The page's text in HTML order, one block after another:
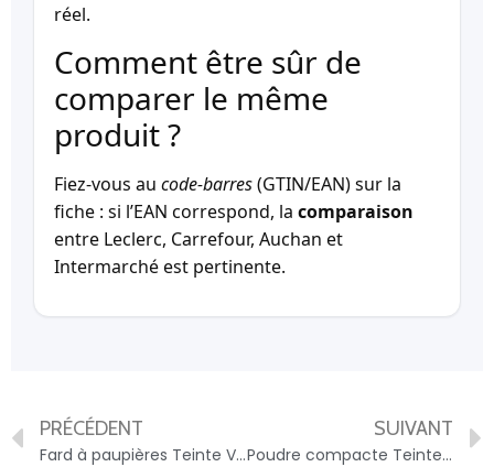
réel.
Comment être sûr de
comparer le même
produit ?
Fiez-vous au code-barres(GTIN/EAN) sur la
fiche : si l’EAN correspond, la comparaison
entre Leclerc, Carrefour, Auchan et
Intermarché est pertinente.
PRÉCÉDENT
Fard à paupières Teinte Végétale Bio CHARLOTTE MAKE UP BIO CHARLOTTE MAKE UP BIO – 3770006053764
SUIVANT
Poudre compacte Teinte Sable Bio CHARLOTTE MAKE UP CHARLOTTE MAKE UP – 3770006053634